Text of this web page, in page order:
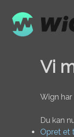
Vi
Wign
Du kan
Opret et